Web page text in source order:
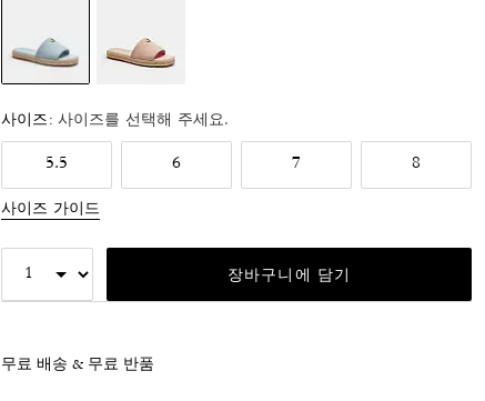
사이즈: 사이즈를 선택해 주세요.
5.5 6 7 8
사이즈 가이드
장바구니에 담기
무료 배송 & 무료 반품